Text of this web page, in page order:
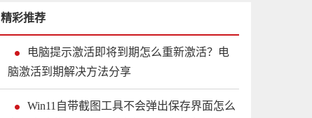
精彩推荐
电脑提示激活即将到期怎么重新激活？电
脑激活到期解决方法分享
Win11自带截图工具不会弹出保存界面怎么